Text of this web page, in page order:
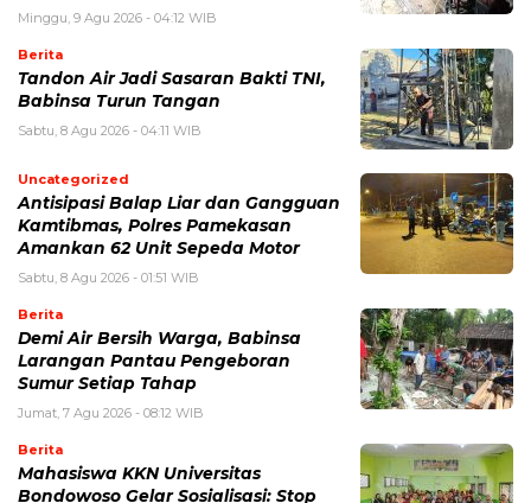
Minggu, 9 Agu 2026 - 04:12 WIB
Berita
Tandon Air Jadi Sasaran Bakti TNI,
Babinsa Turun Tangan
Sabtu, 8 Agu 2026 - 04:11 WIB
Uncategorized
Antisipasi Balap Liar dan Gangguan
Kamtibmas, Polres Pamekasan
Amankan 62 Unit Sepeda Motor
Sabtu, 8 Agu 2026 - 01:51 WIB
Berita
Demi Air Bersih Warga, Babinsa
Larangan Pantau Pengeboran
Sumur Setiap Tahap
Jumat, 7 Agu 2026 - 08:12 WIB
Berita
Mahasiswa KKN Universitas
Bondowoso Gelar Sosialisasi: Stop